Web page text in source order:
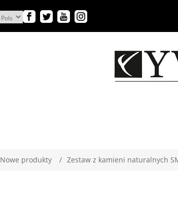
Nowe produkty / Zestaw z kamieni naturalnych